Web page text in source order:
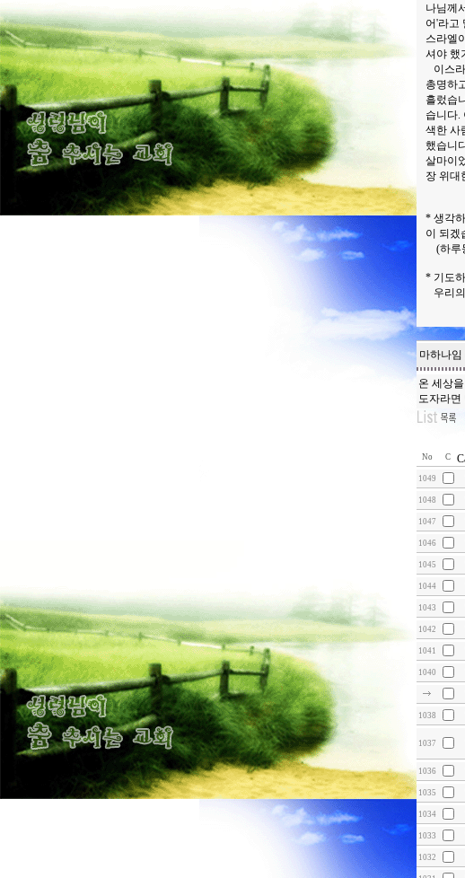
나님께
어'라고
스라엘
셔야 했
이스
총명하
흘렀습
습니다.
색한 사
했습니
살마이
장 위대
* 생각
이 되겠
(하루
* 기도
우리
마하나임
온 세상
도자라면
No C
1049
1048
1047
1046
1045
1044
1043
1042
1041
1040
1038
1037
1036
1035
1034
1033
1032